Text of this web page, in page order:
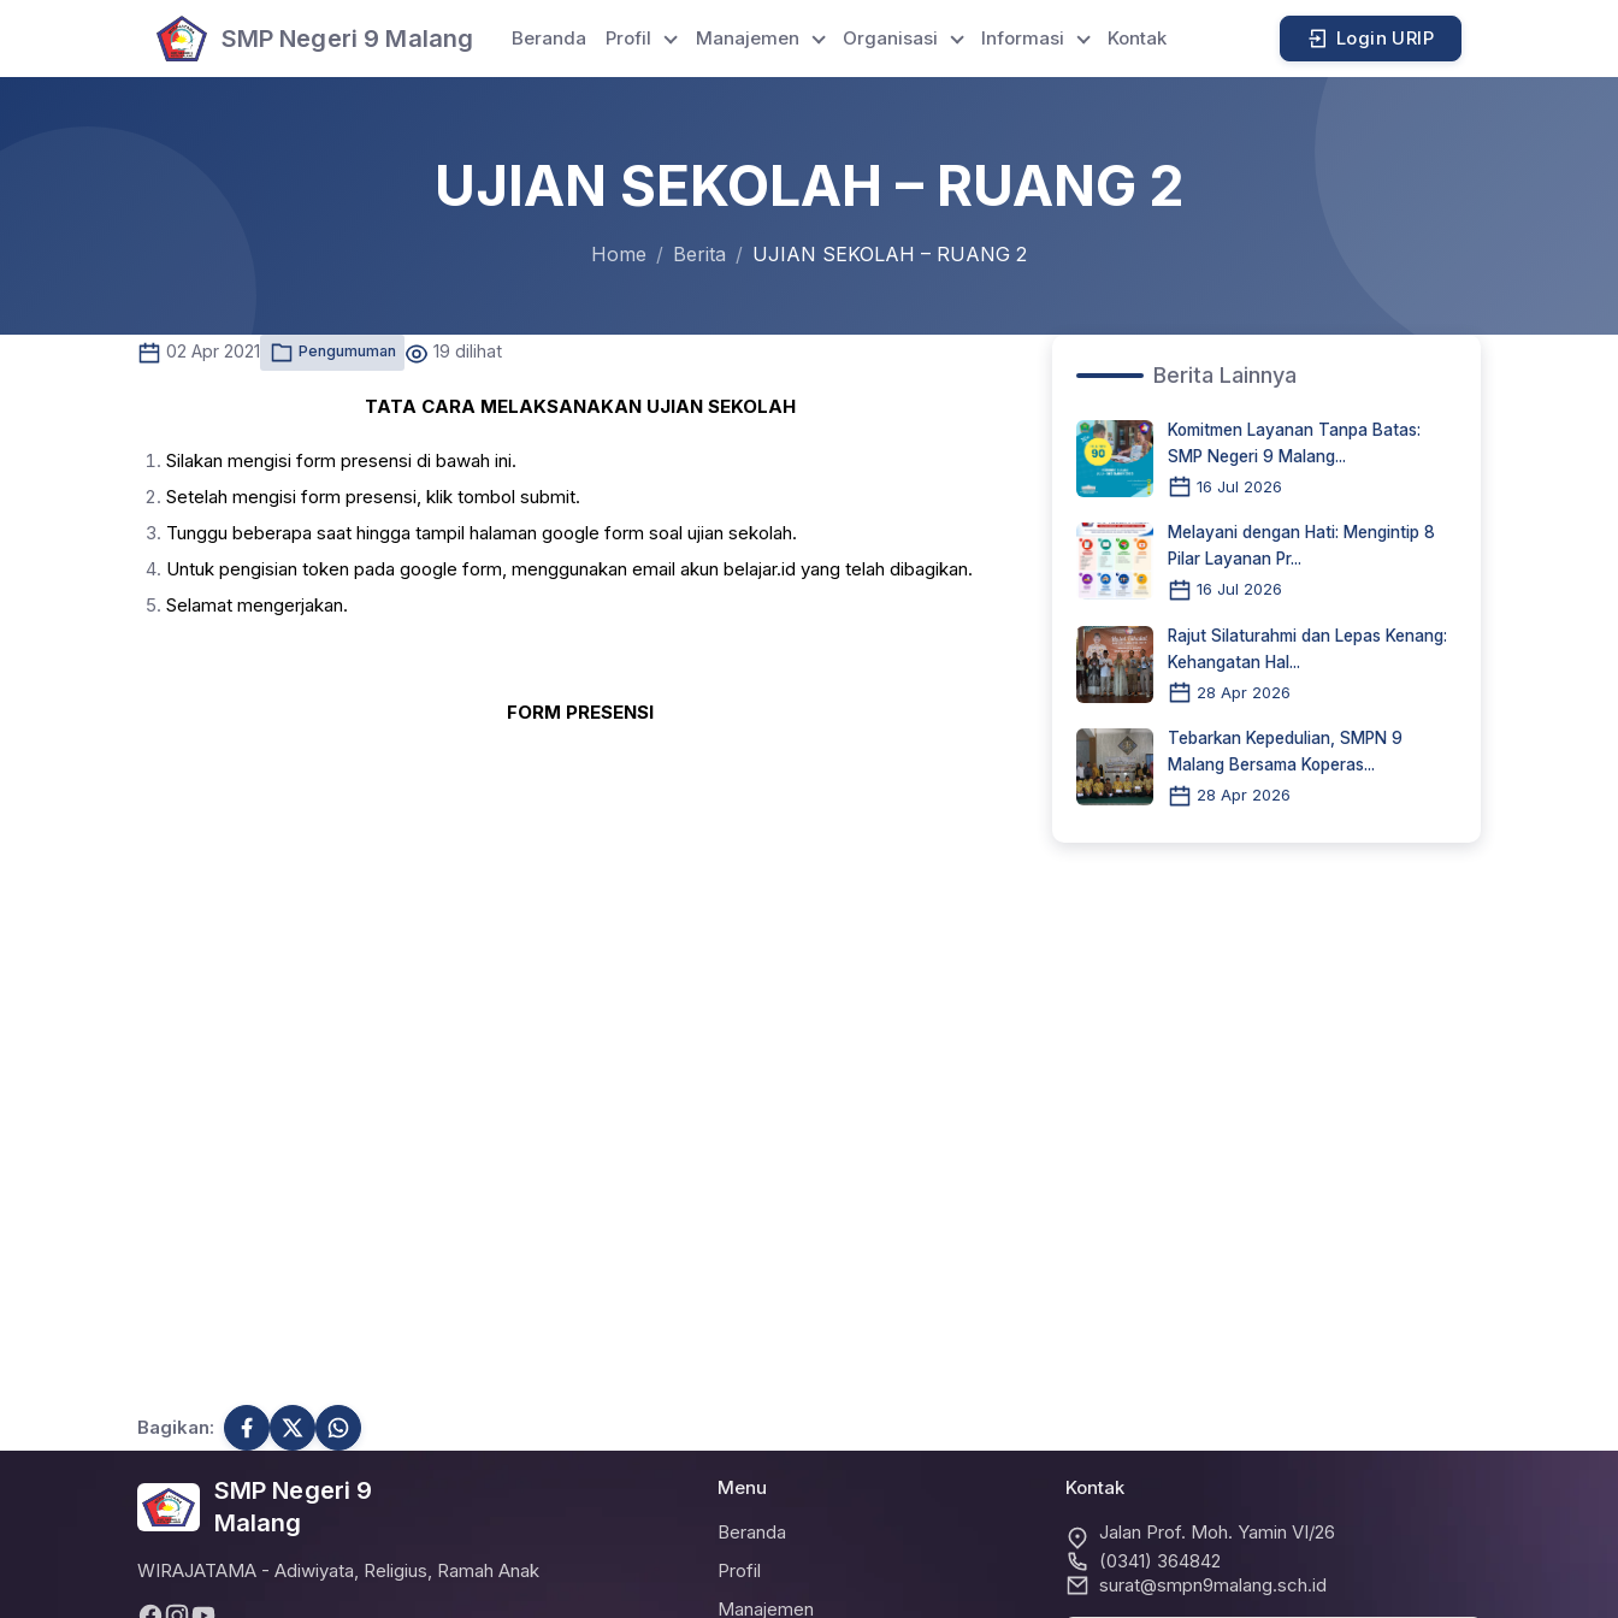
SMP Negeri 9 Malang Beranda Profil Manajemen Organisasi Informasi Kontak Login URIP
UJIAN SEKOLAH – RUANG 2
Home Berita UJIAN SEKOLAH – RUANG 2
02 Apr 2021 Pengumuman 19 dilihat
TATA CARA MELAKSANAKAN UJIAN SEKOLAH
Silakan mengisi form presensi di bawah ini.
Setelah mengisi form presensi, klik tombol submit.
Tunggu beberapa saat hingga tampil halaman google form soal ujian sekolah.
Untuk pengisian token pada google form, menggunakan email akun belajar.id yang telah dibagikan.
Selamat mengerjakan.
FORM PRESENSI
Bagikan:
Berita Lainnya
Komitmen Layanan Tanpa Batas:
SMP Negeri 9 Malang...
16 Jul 2026
Melayani dengan Hati: Mengintip 8
Pilar Layanan Pr...
16 Jul 2026
Rajut Silaturahmi dan Lepas Kenang:
Kehangatan Hal...
28 Apr 2026
Tebarkan Kepedulian, SMPN 9
Malang Bersama Koperas...
28 Apr 2026
SMP Negeri 9
Malang
WIRAJATAMA - Adiwiyata, Religius, Ramah Anak
Menu
Beranda
Profil
Manajemen
Kontak
Jalan Prof. Moh. Yamin VI/26
(0341) 364842
surat@smpn9malang.sch.id